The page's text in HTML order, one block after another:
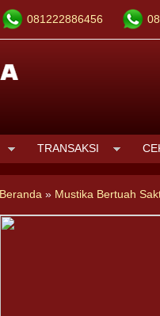
081222886456
TRANSAKSI
Beranda » Mustika Bertuah